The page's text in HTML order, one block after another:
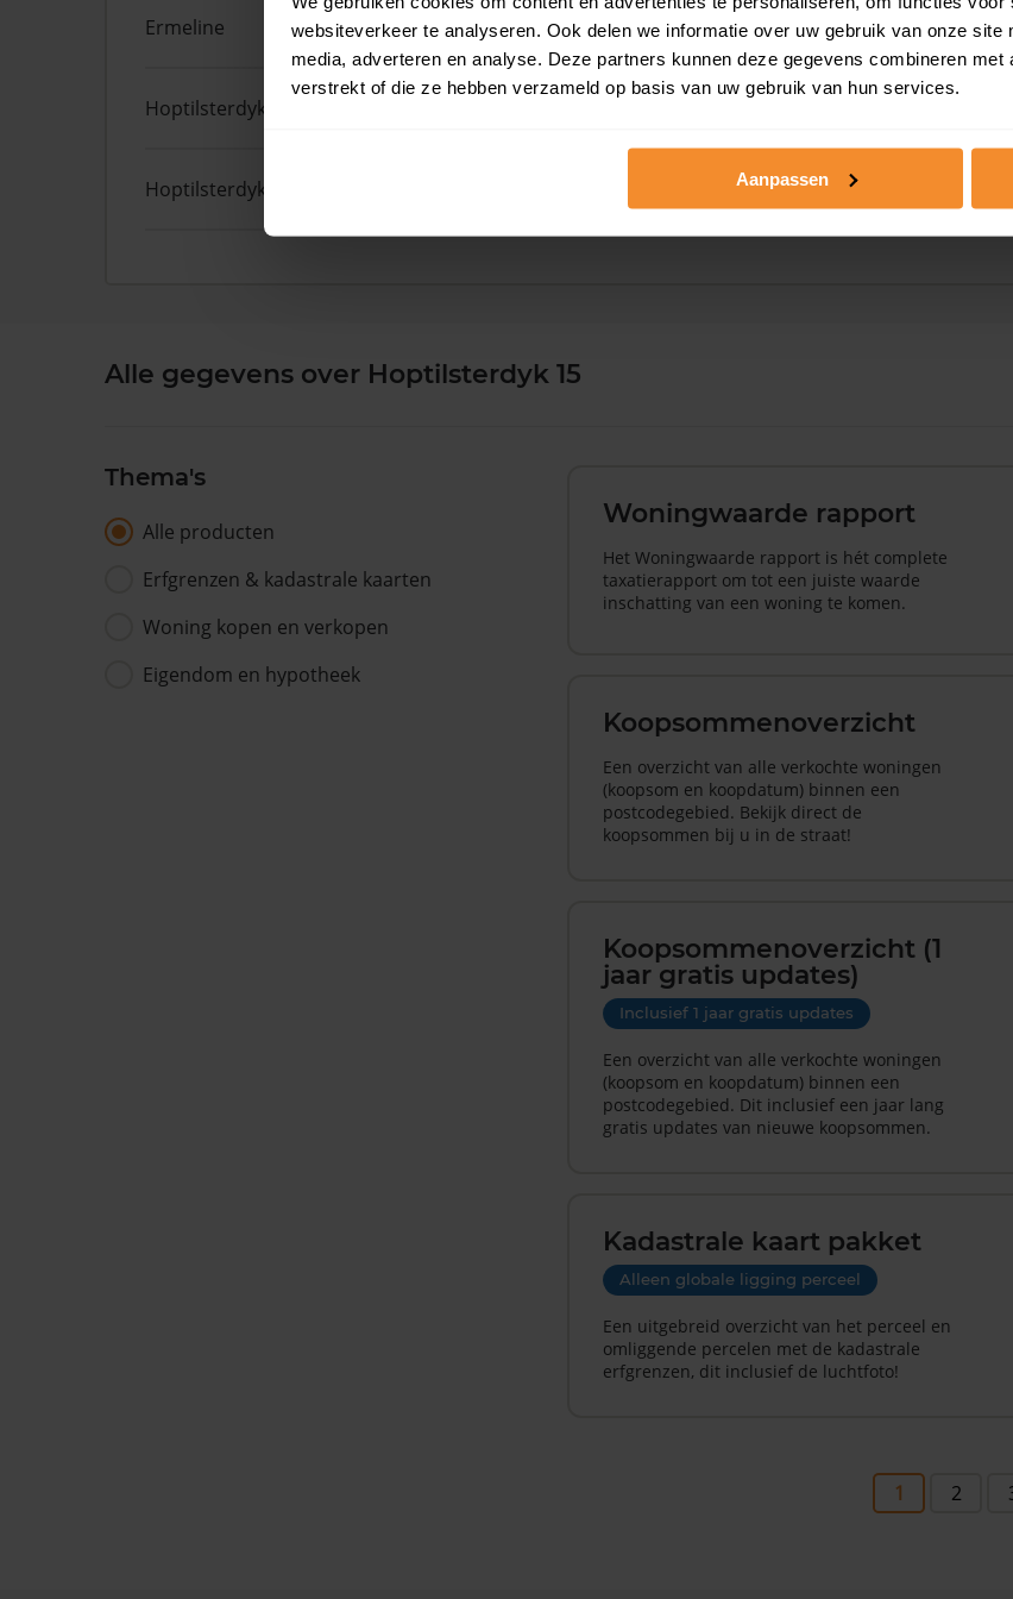
websiteverkeer te analyseren. Ook delen we informatie over uw gebruik van onze site
media, adverteren en analyse. Deze partners kunnen deze gegevens combineren met
verstrekt of die ze hebben verzameld op basis van uw gebruik van hun services.
Aanpassen
Ermeline 65 103 m2 326 m2
Hoptilsterdyk
Hoptilsterdyk 262 m2
Alle gegevens over Hoptilsterdyk 15
Thema's
Alle producten
Erfgrenzen & kadastrale kaarten
Woning kopen en verkopen
Eigendom en hypotheek
Woningwaarde rapport
Het Woningwaarde rapport is hét complete
taxatierapport om tot een juiste waarde
inschatting van een woning te komen.
Koopsommenoverzicht
Een overzicht van alle verkochte woningen
(koopsom en koopdatum) binnen een
postcodegebied. Bekijk direct de
koopsommen bij u in de straat!
Koopsommenoverzicht (1
jaar gratis updates)
Inclusief 1 jaar gratis updates
Een overzicht van alle verkochte woningen
(koopsom en koopdatum) binnen een
postcodegebied. Dit inclusief een jaar lang
gratis updates van nieuwe koopsommen.
Kadastrale kaart pakket
Alleen globale ligging perceel
Een uitgebreid overzicht van het perceel en
omliggende percelen met de kadastrale
erfgrenzen, dit inclusief de luchtfoto!
1 2